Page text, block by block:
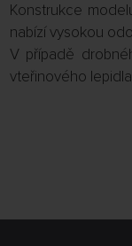
Konstrukce
nabízí vysokou
V případě
vteřinového